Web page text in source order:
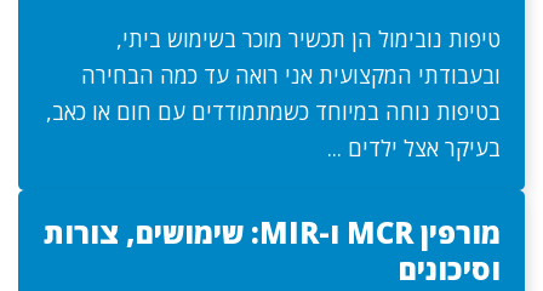
טיפות נובימול הן תכשיר מוכר בשימוש ביתי,
ובעבודתי המקצועית אני רואה עד כמה הבחירה
בטיפות נוחה במיוחד כשמתמודדים עם חום או כאב,
בעיקר אצל ילדים ...
מורפין MCR ו-MIR: שימושים, צורות
וסיכונים